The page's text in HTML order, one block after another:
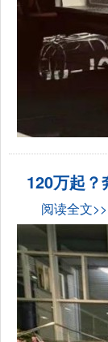
120万起
阅读全文>>